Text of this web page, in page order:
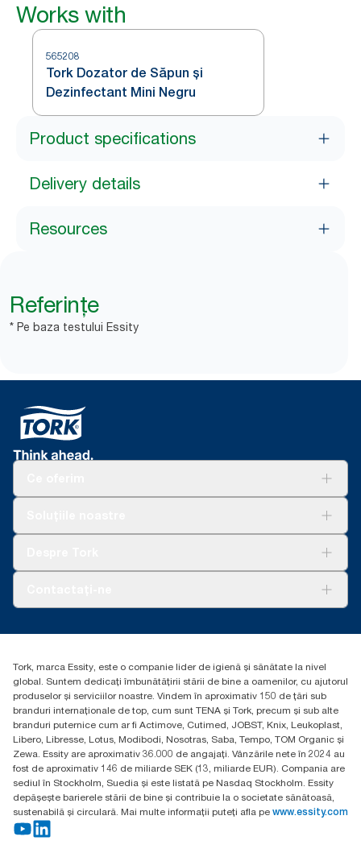
Works with
565208
Tork Dozator de Săpun și
Dezinfectant Mini Negru
Product specifications
Delivery details
Resources
Referințe
* Pe baza testului Essity
Essity Hungary Kft. Professional Hygiene
Budakeszi út 51.
Tork, marca Essity, este o companie lider de igienă și sănătate la nivel
global. Suntem dedicați îmbunătățirii stării de bine a oamenilor, cu ajutorul
produselor și serviciilor noastre. Vindem în aproximativ 150 de țări sub
branduri internaționale de top, cum sunt TENA și Tork, precum și sub alte
branduri puternice cum ar fi Actimove, Cutimed, JOBST, Knix, Leukoplast,
Libero, Libresse, Lotus, Modibodi, Nosotras, Saba, Tempo, TOM Organic și
Zewa. Essity are aproximativ 36.000 de angajați. Vânzările nete în 2024 au
fost de aproximativ 146 de miliarde SEK (13, miliarde EUR). Compania are
sediul în Stockholm, Suedia și este listată pe Nasdaq Stockholm. Essity
depășește barierele stării de bine și contribuie la o societate sănătoasă,
sustenabilă și circulară. Mai multe informații puteți afla pe www.essity.com